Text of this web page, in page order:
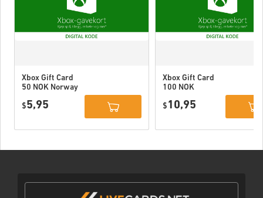
Xbox Gift Card
50 NOK Norway
$5,95
Xbox Gift Card
100 NOK
$ 10,95